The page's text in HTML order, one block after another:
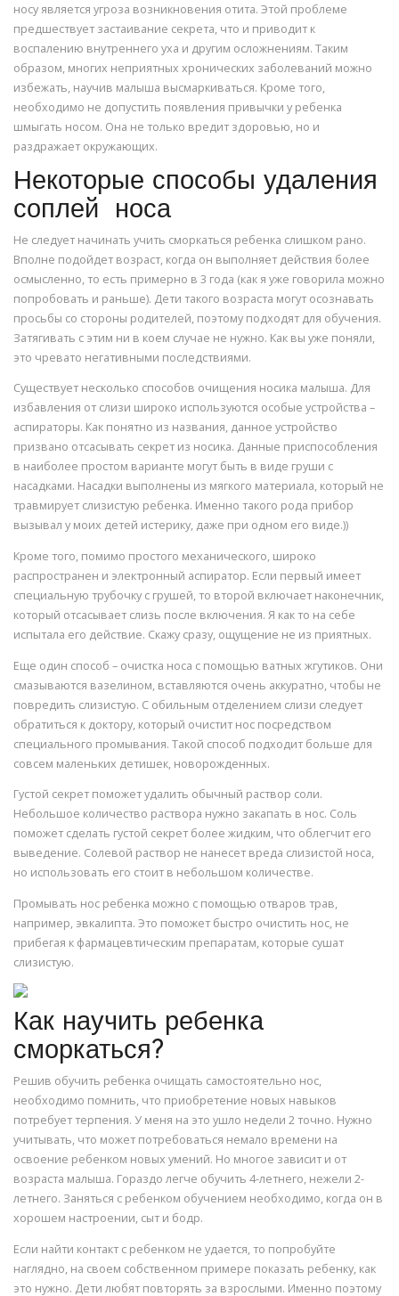
носу является угроза возникновения отита. Этой проблеме
предшествует застаивание секрета, что и приводит к
воспалению внутреннего уха и другим осложнениям. Таким
образом, многих неприятных хронических заболеваний можно
избежать, научив малыша высмаркиваться. Кроме того,
необходимо не допустить появления привычки у ребенка
шмыгать носом. Она не только вредит здоровью, но и
раздражает окружающих.
Некоторые способы удаления
соплей носа
Не следует начинать учить сморкаться ребенка слишком рано.
Вполне подойдет возраст, когда он выполняет действия более
осмысленно, то есть примерно в 3 года (как я уже говорила можно
попробовать и раньше). Дети такого возраста могут осознавать
просьбы со стороны родителей, поэтому подходят для обучения.
Затягивать с этим ни в коем случае не нужно. Как вы уже поняли,
это чревато негативными последствиями.
Существует несколько способов очищения носика малыша. Для
избавления от слизи широко используются особые устройства –
аспираторы. Как понятно из названия, данное устройство
призвано отсасывать секрет из носика. Данные приспособления
в наиболее простом варианте могут быть в виде груши с
насадками. Насадки выполнены из мягкого материала, который не
травмирует слизистую ребенка. Именно такого рода прибор
вызывал у моих детей истерику, даже при одном его виде.))
Кроме того, помимо простого механического, широко
распространен и электронный аспиратор. Если первый имеет
специальную трубочку с грушей, то второй включает наконечник,
который отсасывает слизь после включения. Я как то на себе
испытала его действие. Скажу сразу, ощущение не из приятных.
Еще один способ – очистка носа с помощью ватных жгутиков. Они
смазываются вазелином, вставляются очень аккуратно, чтобы не
повредить слизистую. С обильным отделением слизи следует
обратиться к доктору, который очистит нос посредством
специального промывания. Такой способ подходит больше для
совсем маленьких детишек, новорожденных.
Густой секрет поможет удалить обычный раствор соли.
Небольшое количество раствора нужно закапать в нос. Соль
поможет сделать густой секрет более жидким, что облегчит его
выведение. Солевой раствор не нанесет вреда слизистой носа,
но использовать его стоит в небольшом количестве.
Промывать нос ребенка можно с помощью отваров трав,
например, эвкалипта. Это поможет быстро очистить нос, не
прибегая к фармацевтическим препаратам, которые сушат
слизистую.
Как научить ребенка
сморкаться?
Решив обучить ребенка очищать самостоятельно нос,
необходимо помнить, что приобретение новых навыков
потребует терпения. У меня на это ушло недели 2 точно. Нужно
учитывать, что может потребоваться немало времени на
освоение ребенком новых умений. Но многое зависит и от
возраста малыша. Гораздо легче обучить 4-летнего, нежели 2-
летнего. Заняться с ребенком обучением необходимо, когда он в
хорошем настроении, сыт и бодр.
Если найти контакт с ребенком не удается, то попробуйте
наглядно, на своем собственном примере показать ребенку, как
это нужно. Дети любят повторять за взрослыми. Именно поэтому